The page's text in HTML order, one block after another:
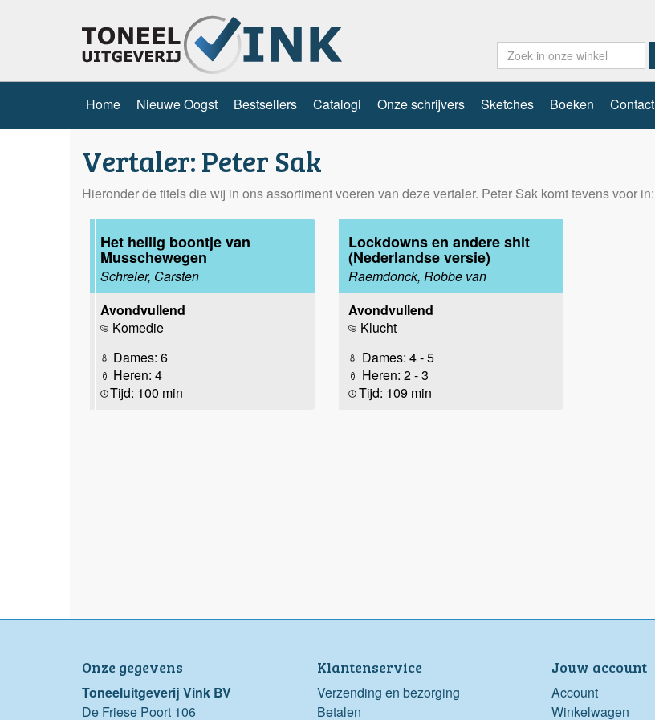
Home Nieuwe Oogst Bestsellers Catalogi Onze schrijvers Sketches Boeken Contact
Vertaler: Peter Sak
Hieronder de titels die wij in ons assortiment voeren van deze vertaler. Peter Sak komt tevens voor in:
Het heilig boontje van
Musschewegen
Schreier, Carsten
Avondvullend
Komedie
Dames: 6
Heren: 4
Tijd: 100 min
Lockdowns en andere shit
(Nederlandse versie)
Raemdonck, Robbe van
Avondvullend
Klucht
Dames: 4 - 5
Heren: 2 - 3
Tijd: 109 min
Onze gegevens
Toneeluitgeverij Vink BV
De Friese Poort 106
Klantenservice
Verzending en bezorging
Betalen
Jouw account
Account
Winkelwagen